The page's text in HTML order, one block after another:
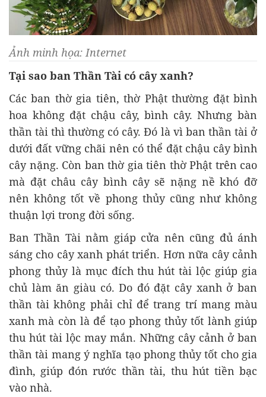
Ảnh minh họa: Internet
Tại sao ban Thần Tài có cây xanh?
Các ban thờ gia tiên, thờ Phật thường đặt bình
hoa không đặt chậu cây, bình cây. Nhưng bàn
thần tài thì thường có cây. Đó là vì ban thần tài ở
dưới đất vững chãi nên có thể đặt chậu cây bình
cây nặng. Còn ban thờ gia tiên thờ Phật trên cao
mà đặt châu cây bình cây sẽ nặng nề khó đỡ
nên không tốt về phong thủy cũng như không
thuận lợi trong đời sống.
Ban Thần Tài nằm giáp cửa nên cũng đủ ánh
sáng cho cây xanh phát triển. Hơn nữa cây cảnh
phong thủy là mục đích thu hút tài lộc giúp gia
chủ làm ăn giàu có. Do đó đặt cây xanh ở ban
thần tài không phải chỉ để trang trí mang màu
xanh mà còn là để tạo phong thủy tốt lành giúp
thu hút tài lộc may mắn. Những cây cảnh ở ban
thần tài mang ý nghĩa tạo phong thủy tốt cho gia
đình, giúp đón rước thần tài, thu hút tiền bạc
vào nhà.